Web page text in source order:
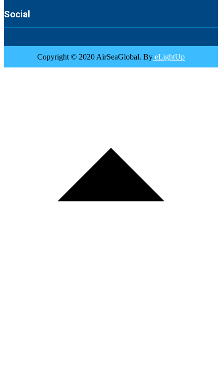
Social
Copyright © 2020 AirSeaGlobal. By eLightUp